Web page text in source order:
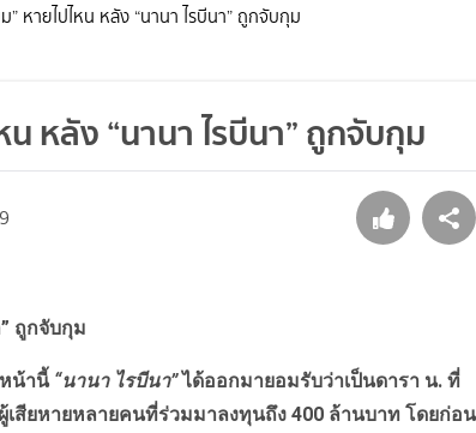
ม” หายไปไหน หลัง “นานา ไรบีนา” ถูกจับกุม
น หลัง “นานา ไรบีนา” ถูกจับกุม
” ถูกจับกุม
น้านี้ “นานา ไรบีนา” ได้ออกมายอมรับว่าเป็นดารา น. ที่
เสียหายหลายคนที่ร่วมมาลงทุนถึง400 ล้านบาท โดยก่อน